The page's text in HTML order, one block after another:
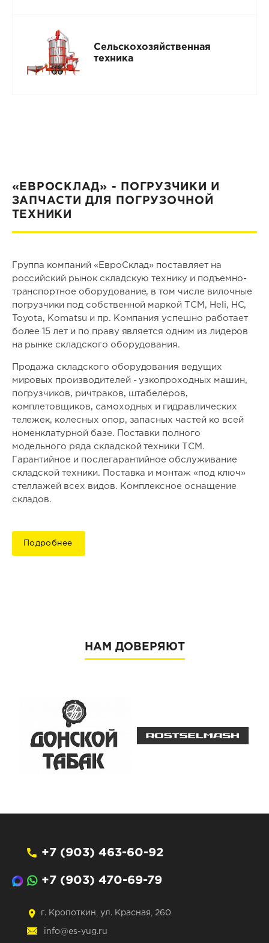
Сельскохозяйственная
техника
«ЕВРОСКЛАД» - ПОГРУЗЧИКИ И
ЗАПЧАСТИ ДЛЯ ПОГРУЗОЧНОЙ
ТЕХНИКИ
Группа компаний «ЕвроСклад» поставляет на
российский рынок складскую технику и подъемно-
транспортное оборудование, в том числе вилочные
погрузчики под собственной маркой TСМ, Heli, HC,
Toyota, Komatsu и пр. Компания успешно работает
более 15 лет и по праву является одним из лидеров
на рынке складского оборудования.
Продажа складского оборудования ведущих
мировых производителей - узкопроходных машин,
погрузчиков, ричтраков, штабелеров,
комплетовщиков, самоходных и гидравлических
тележек, колесных опор, запасных частей ко всей
номенклатурной базе. Поставки полного
модельного ряда складской техники ТСМ.
Гарантийное и послегарантийное обслуживание
складской техники. Поставка и монтаж «под ключ»
стеллажей всех видов. Комплексное оснащение
складов.
Подробнее
НАМ ДОВЕРЯЮТ
+7 (903) 463-60-92
+7 (903) 470-69-79
г. Кропоткин, ул. Красная, 260
info@es-yug.ru